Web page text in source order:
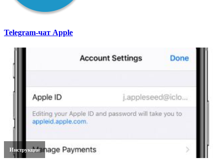
Telegram-чат Apple
Инструкции